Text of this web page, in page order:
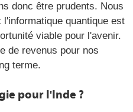
donc être prudents. Nous
quantique est
viable pour l'avenir.
de revenus pour nos
terme.
pour l'Inde ?